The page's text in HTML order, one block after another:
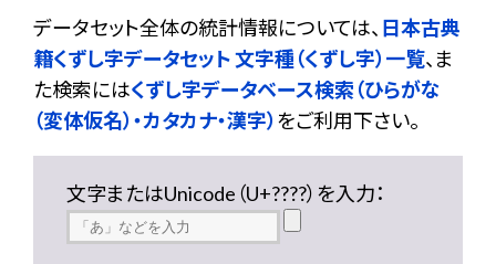
データセット全体の統計情報については、 日本古典
籍くずし字データセット 文字種（くずし字）一覧、ま
た検索にはくずし字データベース検索（ひらがな
（変体仮名）・カタカナ・漢字） をご利用下さい。
文字またはUnicode（U+????）を入力：